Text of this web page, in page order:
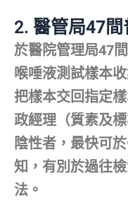
2. 醫管局47
於醫院管理局47
喉唾液測試樣本
把樣本交回指定
政經理（質素及
陰性者，最快可
知，有別於過往
法。